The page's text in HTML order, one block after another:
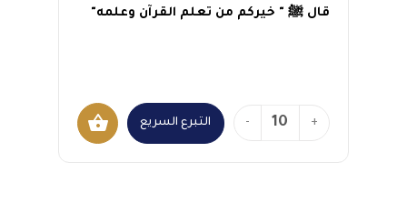
قال ﷺ " خيركم من تعلم القرآن وعلمه"
+
- التبرع السريع shopping_basket